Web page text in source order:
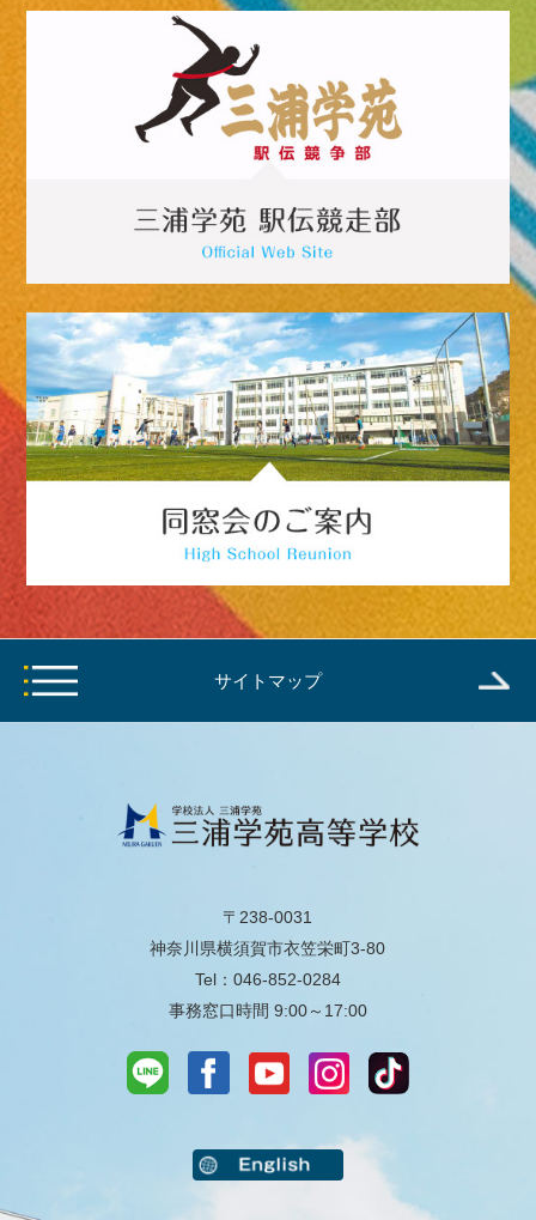
サイトマップ
〒238-0031
神奈川県横須賀市衣笠栄町3-80
Tel：046-852-0284
事務窓口時間 9:00～17:00